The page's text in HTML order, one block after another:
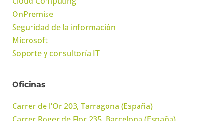
OnPremise
Seguridad de la información
Microsoft
Soporte y consultoría IT
Oficinas
Carrer de l’Or 203, Tarragona (España)